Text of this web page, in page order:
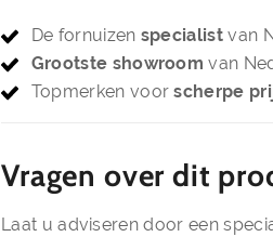
De fornuizen specialist van
Grootste showroom van
Topmerken voorscherpe
Vragen over dit
Laat u adviseren door een